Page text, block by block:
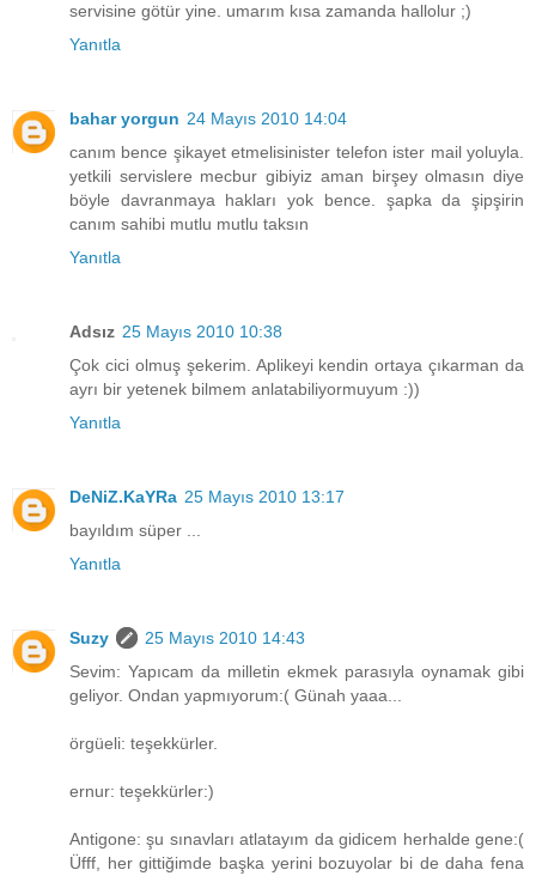
servisine götür yine. umarım kısa zamanda hallolur ;)
Yanıtla
bahar yorgun 24 Mayıs 2010 14:04
canım bence şikayet etmelisinister telefon ister mail yoluyla.
yetkili servislere mecbur gibiyiz aman birşey olmasın diye
böyle davranmaya hakları yok bence. şapka da şipşirin
canım sahibi mutlu mutlu taksın
Yanıtla
Adsız 25 Mayıs 2010 10:38
Çok cici olmuş şekerim. Aplikeyi kendin ortaya çıkarman da
ayrı bir yetenek bilmem anlatabiliyormuyum :))
Yanıtla
DeNiZ.KaYRa 25 Mayıs 2010 13:17
bayıldım süper ...
Yanıtla
Suzy
25 Mayıs 2010 14:43
Sevim: Yapıcam da milletin ekmek parasıyla oynamak gibi
geliyor. Ondan yapmıyorum:( Günah yaaa...
örgüeli: teşekkürler.
ernur: teşekkürler:)
Antigone: şu sınavları atlatayım da gidicem herhalde gene:(
Üfff, her gittiğimde başka yerini bozuyolar bi de daha fena